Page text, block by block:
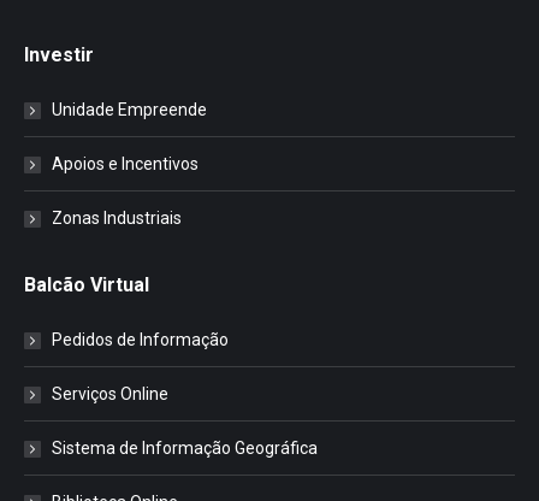
Investir
Unidade Empreende
Apoios e Incentivos
Zonas Industriais
Balcão Virtual
Pedidos de Informação
Serviços Online
Sistema de Informação Geográfica